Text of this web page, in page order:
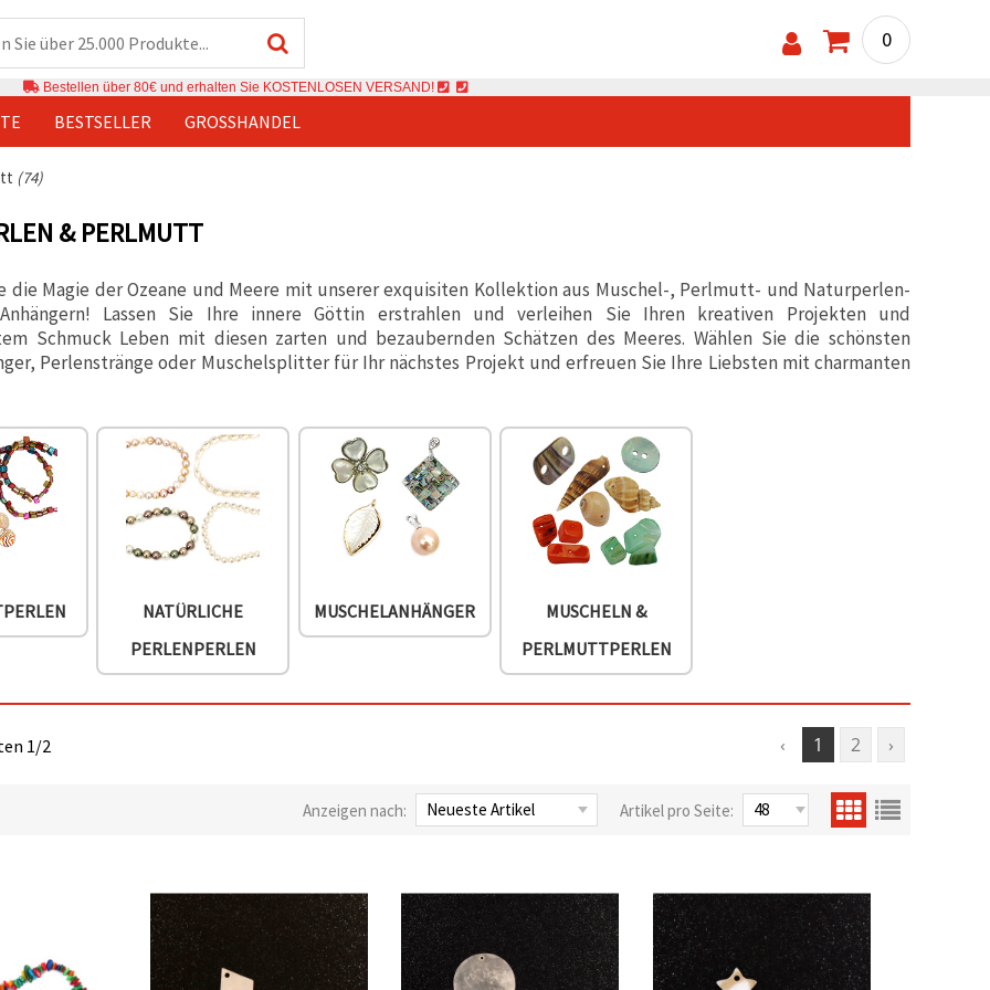
0
Bestellen über 80€ und erhalten Sie KOSTENLOSEN VERSAND!
BESTSELLER GROSSHANDEL
(74)
& PERLMUTT
die Magie der Ozeane und Meere mit unserer exquisiten Kollektion aus Muschel-, Perlmutt- und Naturperlen-
Lassen Sie Ihre innere Göttin erstrahlen und verleihen Sie Ihren kreativen Projekten und
Schmuck Leben mit diesen zarten und bezaubernden Schätzen des Meeres. Wählen Sie die schönsten
Perlenstränge oder Muschelsplitter für Ihr nächstes Projekt und erfreuen Sie Ihre Liebsten mit charmanten
NATÜRLICHE
PERLENPERLEN
MUSCHELANHÄNGER
MUSCHELN &
PERLMUTTPERLEN
‹ 1 2 ›
1/2
Anzeigen nach: Artikel pro Seite: